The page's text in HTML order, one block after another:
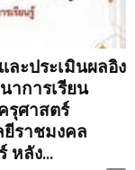
ะประเมินผลอิง
าการเรียน
รุศาสตร์
ราชมงคล
หลัง...